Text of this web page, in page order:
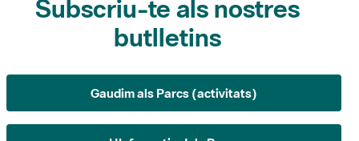
Gaudim als Parcs (activitats)
L'Informatiu dels Parcs